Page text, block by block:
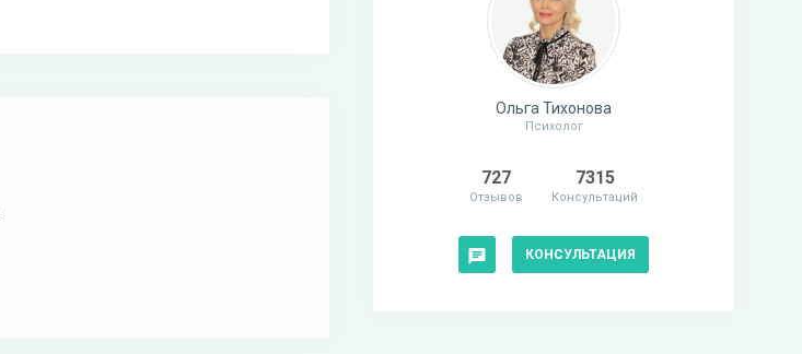
Ольга Тихонова
Психолог
727
Отзывов
7315
Консультаций
КОНСУЛЬТАЦИЯ